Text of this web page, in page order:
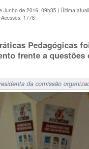
Junho de 2016, 09h35 | Última
Acessos: 1778
Pedagógicas
frente a questões
da comissão